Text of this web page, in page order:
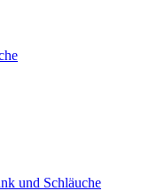
und Schläuche